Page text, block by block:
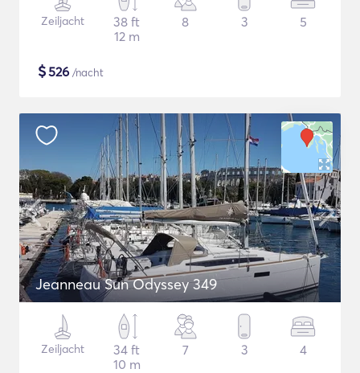
Zeiljacht
38 ft
12 m
8 3 5
$526 /nacht
Jeanneau Sun Odyssey 349
Zeiljacht
34 ft
10 m
7 3 4